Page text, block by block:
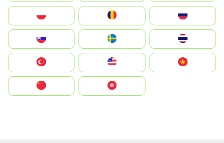
United States
中國香港特別行政區